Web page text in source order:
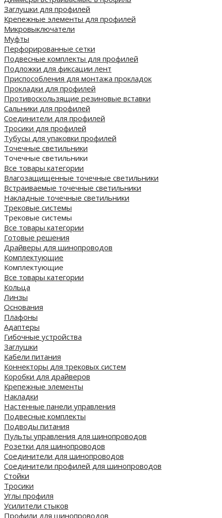
Заглушки для профилей
Крепежные элементы для профилей
Микровыключатели
Муфты
Перфорированные сетки
Подвесные комплекты для профилей
Подложки для фиксации лент
Приспособления для монтажа прокладок
Прокладки для профилей
Противоскользящие резиновые вставки
Сальники для профилей
Соединители для профилей
Тросики для профилей
Тубусы для упаковки профилей
Точечные светильники
Точечные светильники
Все товары категории
Влагозащищенные точечные светильники
Встраиваемые точечные светильники
Накладные точечные светильники
Трековые системы
Трековые системы
Все товары категории
Готовые решения
Драйверы для шинопроводов
Комплектующие
Комплектующие
Все товары категории
Кольца
Линзы
Основания
Плафоны
Адаптеры
Гибочные устройства
Заглушки
Кабели питания
Коннекторы для трековых систем
Коробки для драйверов
Крепежные элементы
Накладки
Настенные панели управления
Подвесные комплекты
Подводы питания
Пульты управления для шинопроводов
Розетки для шинопроводов
Соединители для шинопроводов
Соединители профилей для шинопроводов
Стойки
Тросики
Углы профиля
Усилители стыков
Профили для шинопроводов